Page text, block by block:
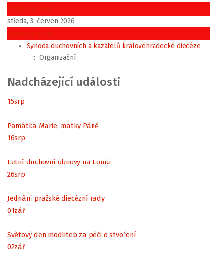
Předchozí den
středa, 3. červen 2026
Následující den
Synoda duchovních a kazatelů královéhradecké diecéze
:: Organizační
Nadcházející události
15srp
Památka Marie, matky Páně
16srp
Letní duchovní obnovy na Lomci
26srp
Jednání pražské diecézní rady
01zář
Světový den modliteb za péči o stvoření
02zář